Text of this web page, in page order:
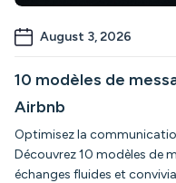
August 3, 2026
10 modèles de
Airbnb
Optimisez la
Découvrez 10 modèles de
échanges fluides et